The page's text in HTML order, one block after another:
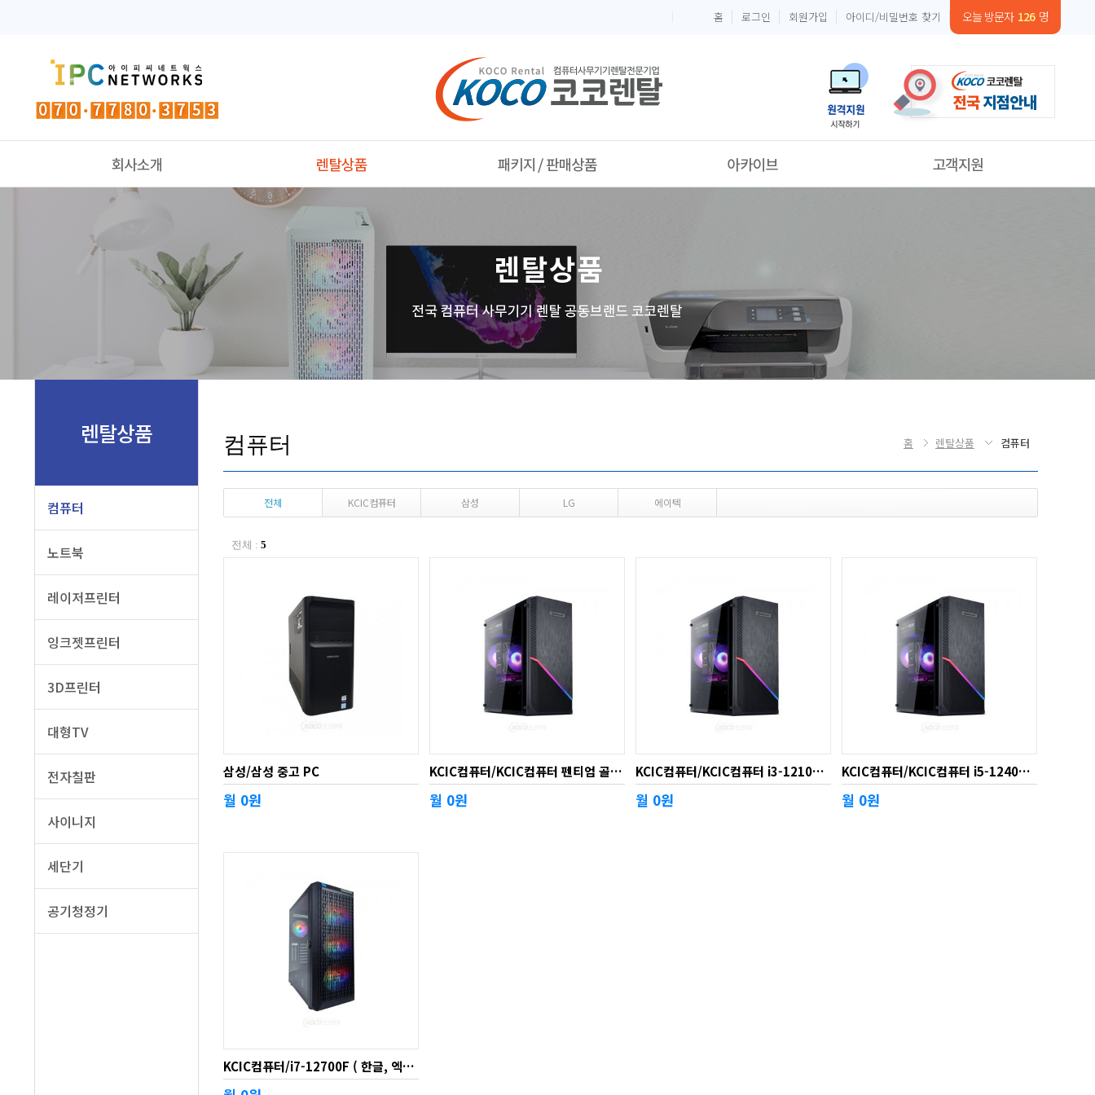
오늘 방문자 126 명
홈 로그인 회원가입 아이디/비밀번호 찾기
컴퓨터
레이저프린터
잉크젯프린터
3D프린터
대형TV
전자칠판
사이니지
폴라리스오피스
온라인 문의
렌탈상품
컴퓨터
노트북
레이저프린터
잉크젯프린터
3D프린터
대형TV
전자칠판
사이니지
세단기
공기청정기
홈 렌탈상품 컴퓨터
컴퓨터
전체 KCIC컴퓨터 삼성 LG 에이텍
전체 : 5
삼성/삼성 중고 PC
월 0원
KCIC컴퓨터/KCIC컴퓨터 펜티엄 골드 ( 한글, 엑셀, 파워포인트, 워드, PDF 호환프로그램탑재)
월 0원
KCIC컴퓨터/KCIC컴퓨터 i3-12100 ( 한글, 엑셀, 파워포인트, 워드, PDF 호환프로그램 탑재)
월 0원
KCIC컴퓨터/KCIC컴퓨터 i5-12400 ( 한글, 엑셀, 파워포인트, 워드, PDF 호환프로그램 탑재)
월 0원
KCIC컴퓨터/i7-12700F ( 한글, 엑셀, 파워포인트, 워드, PDF 호환프로그램 탑재)